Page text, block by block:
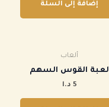
إضافة إلى السلة
ألعاب
‏لعبة القوس السهم
5 د.ا